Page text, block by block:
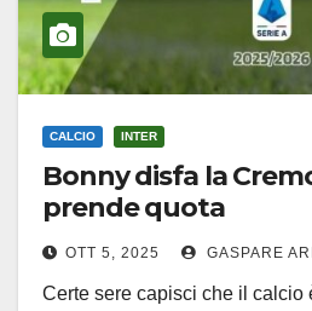
CALCIO INTER
Bonny disfa la
prende quota
OTT 5, 2025 GASPARE
Certe sere capisci che il calcio